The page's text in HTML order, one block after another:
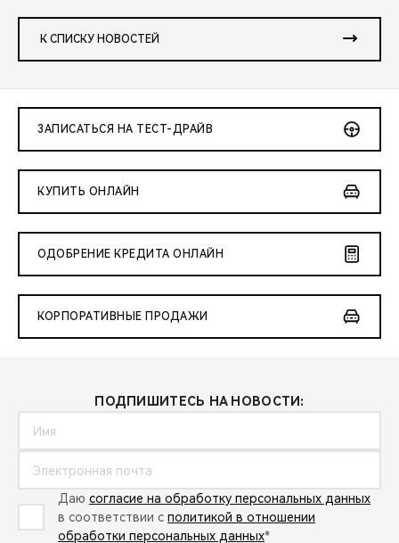
К СПИСКУ НОВОСТЕЙ
ЗАПИСАТЬСЯ НА ТЕСТ-ДРАЙВ
КУПИТЬ ОНЛАЙН
ОДОБРЕНИЕ КРЕДИТА ОНЛАЙН
КОРПОРАТИВНЫЕ ПРОДАЖИ
ПОДПИШИТЕСЬ НА НОВОСТИ:
Даю согласие на обработку персональных данных
в соответствии с политикой в отношении
обработки персональных данных*